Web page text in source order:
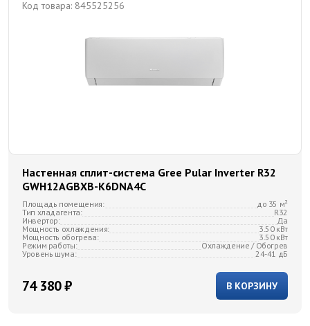
Код товара: 845525256
Настенная сплит-система Gree Pular Inverter R32
GWH12AGBXB-K6DNA4C
Площадь помещения:
до 35 м²
Тип хладагента:
R32
Инвертор:
Да
Мощность охлаждения:
3.50 кВт
Мощность обогрева:
3.50 кВт
Режим работы:
Охлаждение / Обогрев
Уровень шума:
24-41 дБ
В КОРЗИНУ
74 380 ₽